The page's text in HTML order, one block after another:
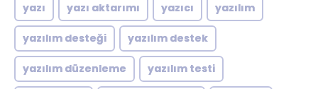
yazı yazı aktarımı yazıcı yazılım
yazılım desteği yazılım destek
yazılım düzenleme yazılım testi